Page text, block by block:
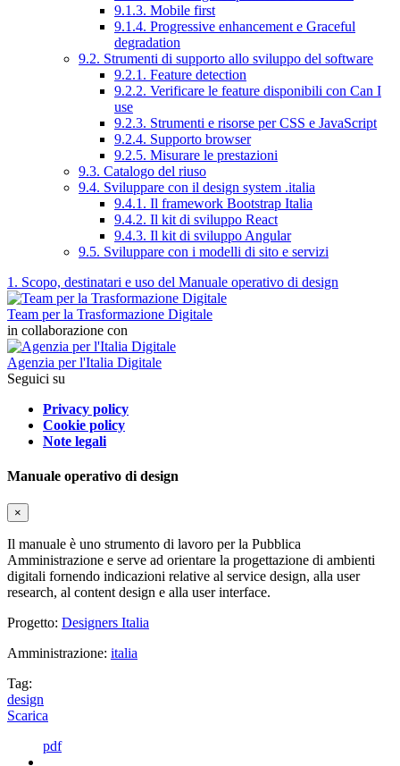
9.1.3. Mobile first
9.1.4. Progressive enhancement e Graceful
degradation
9.2. Strumenti di supporto allo sviluppo del software
9.2.1. Feature detection
9.2.2. Verificare le feature disponibili con Can I
use
9.2.3. Strumenti e risorse per CSS e JavaScript
9.2.4. Supporto browser
9.2.5. Misurare le prestazioni
9.3. Catalogo del riuso
9.4. Sviluppare con il design system .italia
9.4.1. Il framework Bootstrap Italia
9.4.2. Il kit di sviluppo React
9.4.3. Il kit di sviluppo Angular
9.5. Sviluppare con i modelli di sito e servizi
1. Scopo, destinatari e uso del Manuale operativo di design
Team per la Trasformazione Digitale
in collaborazione con
Agenzia per l'Italia Digitale
Seguici su
Privacy policy
Cookie policy
Note legali
Manuale operativo di design
×
Il manuale è uno strumento di lavoro per la Pubblica
Amministrazione e serve ad orientare la progettazione di ambienti
digitali fornendo indicazioni relative al service design, alla user
research, al content design e alla user interface.
Progetto: Designers Italia
Amministrazione: italia
Tag:
design
Scarica
pdf